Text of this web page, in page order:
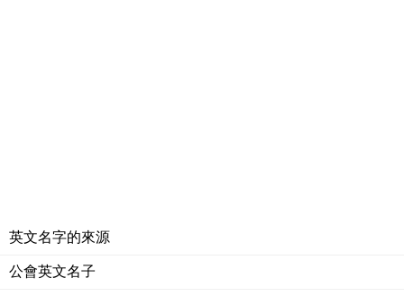
英文名字的來源
公會英文名子